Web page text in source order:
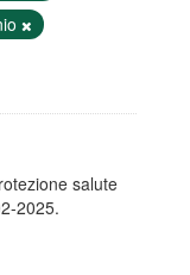
salute
2025.